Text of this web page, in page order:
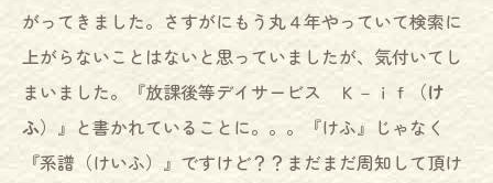
がってきました。さすがにもう丸４年やっていて検索に
上がらないことはないと思っていましたが、気付いてし
まいました。『放課後等デイサービス Ｋ－ｉｆ（け
ふ）』と書かれていることに。。。『けふ』じゃなく
『系譜（けいふ）』ですけど？？まだまだ周知して頂け